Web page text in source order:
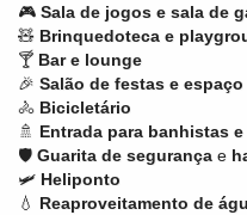
🎮 Sala de jogos e sala de
🧸 Brinquedoteca e
🍸 Bar e lounge
🎉 Salão de festas e
🚴 Bicicletário
🚿 Entrada para banhistas
🛡️ Guarita de segurança e
🛩️ Heliponto
💧 Reaproveitamento de